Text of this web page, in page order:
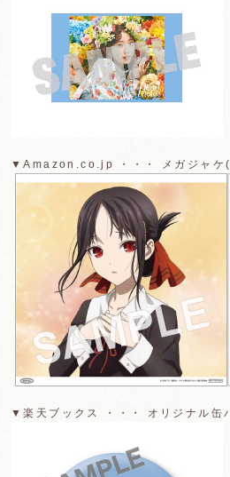
▼Amazon.co.jp ・・・ メガジャケ
▼楽天ブックス ・・・ オリジナル缶